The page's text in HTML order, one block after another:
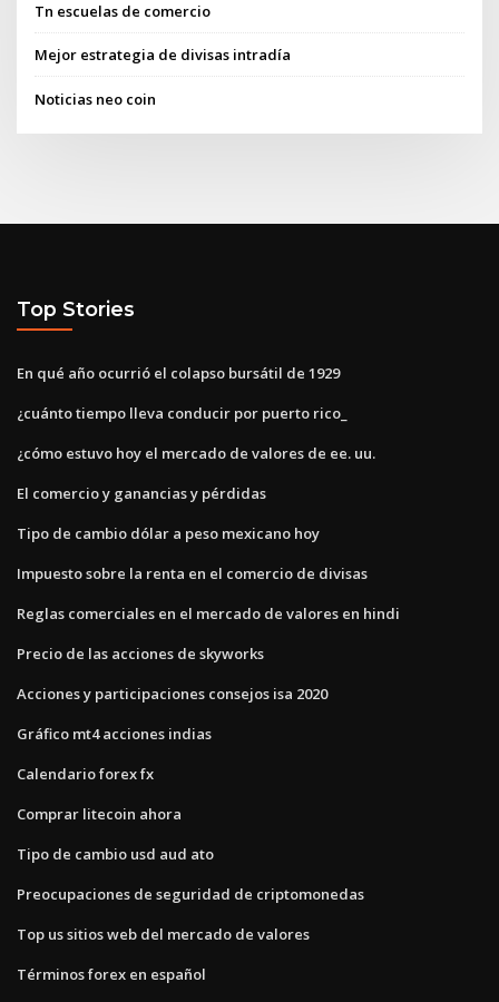
Tn escuelas de comercio
Mejor estrategia de divisas intradía
Noticias neo coin
Top Stories
En qué año ocurrió el colapso bursátil de 1929
¿cuánto tiempo lleva conducir por puerto rico_
¿cómo estuvo hoy el mercado de valores de ee. uu.
El comercio y ganancias y pérdidas
Tipo de cambio dólar a peso mexicano hoy
Impuesto sobre la renta en el comercio de divisas
Reglas comerciales en el mercado de valores en hindi
Precio de las acciones de skyworks
Acciones y participaciones consejos isa 2020
Gráfico mt4 acciones indias
Calendario forex fx
Comprar litecoin ahora
Tipo de cambio usd aud ato
Preocupaciones de seguridad de criptomonedas
Top us sitios web del mercado de valores
Términos forex en español